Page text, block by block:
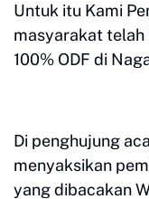
Untuk itu Kami
masyarakat
100% ODF di
Di penghujung
menyaksikan
yang dibacakan